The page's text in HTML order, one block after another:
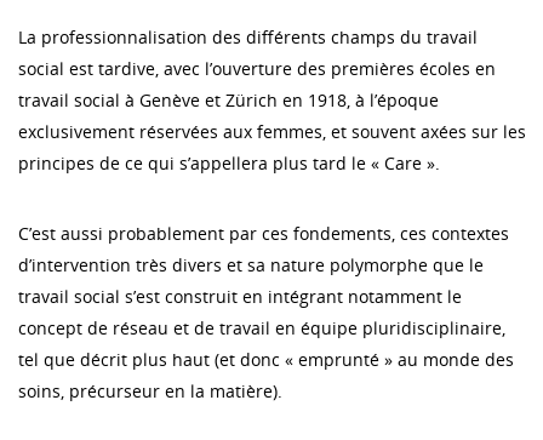
La professionnalisation des différents champs du travail
social est tardive, avec l’ouverture des premières écoles en
travail social à Genève et Zürich en 1918, à l’époque
exclusivement réservées aux femmes, et souvent axées sur les
principes de ce qui s’appellera plus tard le « Care ».
C’est aussi probablement par ces fondements, ces contextes
d’intervention très divers et sa nature polymorphe que le
travail social s’est construit en intégrant notamment le
concept de réseau et de travail en équipe pluridisciplinaire,
tel que décrit plus haut (et donc « emprunté » au monde des
soins, précurseur en la matière).